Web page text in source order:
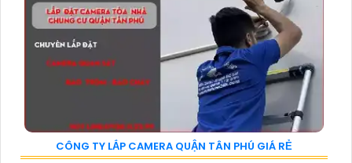
CÔNG TY LẮP CAMERA QUẬN TÂN PHÚ GIÁ RẺ